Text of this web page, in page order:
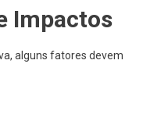
Impactos
alguns fatores devem